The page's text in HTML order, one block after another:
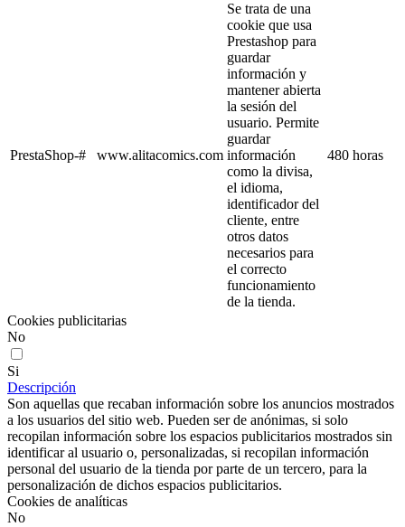
PrestaShop-# www.alitacomics.com
Se trata de una
cookie que usa
Prestashop para
guardar
información y
mantener abierta
la sesión del
usuario. Permite
guardar
información
como la divisa,
el idioma,
identificador del
cliente, entre
otros datos
necesarios para
el correcto
funcionamiento
de la tienda.
480 horas
Cookies publicitarias
No
Si
Descripción
Son aquellas que recaban información sobre los anuncios mostrados
a los usuarios del sitio web. Pueden ser de anónimas, si solo
recopilan información sobre los espacios publicitarios mostrados sin
identificar al usuario o, personalizadas, si recopilan información
personal del usuario de la tienda por parte de un tercero, para la
personalización de dichos espacios publicitarios.
Cookies de analíticas
No